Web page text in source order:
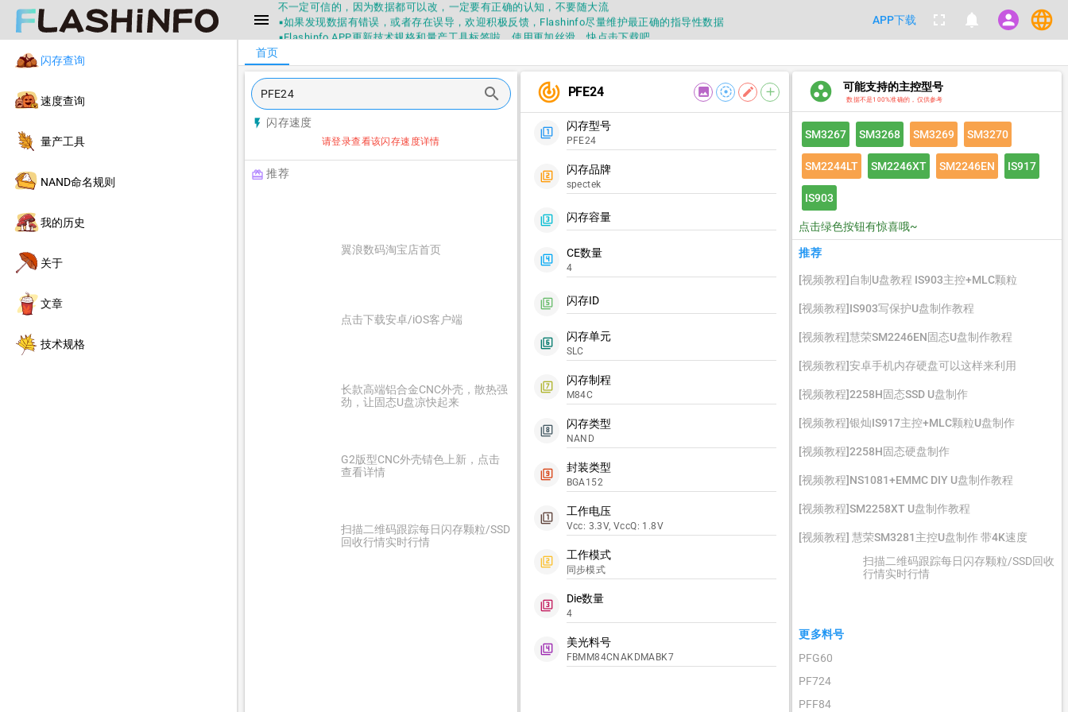
menu
不一定可信的，因为数据都可以改，一定要有正确的认知，不要随大流
▪如果发现数据有错误，或者存在误导，欢迎积极反馈，Flashinfo尽量维护最正确的指导性数据
▪Flashinfo APP更新技术规格和量产工具标签啦，使用更加丝滑，快点击下载吧
▪兄弟们没事不要乱下载量产工具，过分了下载服务会暂停一段时间才能恢复
▪Flashinfo提供的所有数据仅供参考，DIY本来就有不确定性，任何第三方工具提供的数据都不要100%相信，包括量产工具都
不一定可信的，因为数据都可以改，一定要有正确的认知，不要随大流
▪如果发现数据有错误，或者存在误导，欢迎积极反馈，Flashinfo尽量维护最正确的指导性数据
▪Flashinfo APP更新技术规格和量产工具标签啦，使用更加丝滑，快点击下载吧
APP下载 fullscreen notifications person language
闪存查询
速度查询
量产工具
NAND命名规则
我的历史
关于
文章
技术规格
search
flash_on 闪存速度
请登录查看该闪存速度详情
redeem 推荐
翼浪数码淘宝店首页
点击下载安卓/iOS客户端
长款高端铝合金CNC外壳，散热强
劲，让固态U盘凉快起来
G2版型CNC外壳锖色上新，点击
查看详情
扫描二维码跟踪每日闪存颗粒/SSD
回收行情实时行情
track_changes PFE24 image filter_tilt_shift edit add
filter_1
闪存型号
PFE24
filter_2
闪存品牌
spectek
filter_3 闪存容量
filter_4
CE数量
4
filter_5 闪存ID
filter_6
闪存单元
SLC
filter_7
闪存制程
M84C
filter_8
闪存类型
NAND
filter_9
封装类型
BGA152
filter_1
工作电压
Vcc: 3.3V, VccQ: 1.8V
filter_2
工作模式
同步模式
filter_3
Die数量
4
filter_4
美光料号
FBMM84CNAKDMABK7
group_work 可能支持的主控型号
数据不是100%准确的，仅供参考
SM3267 SM3268 SM3269 SM3270
SM2244LT SM2246XT SM2246EN IS917
IS903
点击绿色按钮有惊喜哦~
推荐
[视频教程]自制U盘教程 IS903主控+MLC颗粒
[视频教程]IS903写保护U盘制作教程
[视频教程]慧荣SM2246EN固态U盘制作教程
[视频教程]安卓手机内存硬盘可以这样来利用
[视频教程]2258H固态SSD U盘制作
[视频教程]银灿IS917主控+MLC颗粒U盘制作
[视频教程]2258H固态硬盘制作
[视频教程]NS1081+EMMC DIY U盘制作教程
[视频教程]SM2258XT U盘制作教程
[视频教程] 慧荣SM3281主控U盘制作 带4K速度
扫描二维码跟踪每日闪存颗粒/SSD回收
行情实时行情
更多料号
PFG60
PF724
PFF84
首页